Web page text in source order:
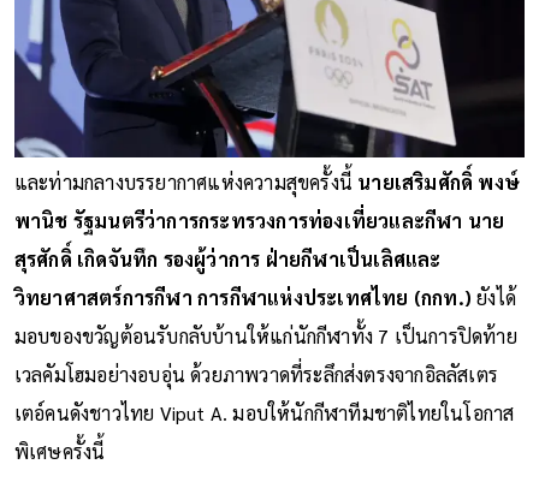
และท่ามกลางบรรยากาศแห่งความสุขครั้งนี้ นายเสริมศักดิ์ พงษ์
พานิช รัฐมนตรีว่าการกระทรวงการท่องเที่ยวและกีฬา นาย
สุรศักดิ์ เกิดจันทึก รองผู้ว่าการ ฝ่ายกีฬาเป็นเลิศและ
วิทยาศาสตร์การกีฬา การกีฬาแห่งประเทศไทย (กกท.) ยังได้
มอบของขวัญต้อนรับกลับบ้านให้แก่นักกีฬาทั้ง 7 เป็นการปิดท้าย
เวลคัมโฮมอย่างอบอุ่น ด้วยภาพวาดที่ระลึกส่งตรงจากอิลลัสเตร
เตอ์คนดังชาวไทย Viput A. มอบให้นักกีฬาทีมชาติไทยในโอกาส
พิเศษครั้งนี้